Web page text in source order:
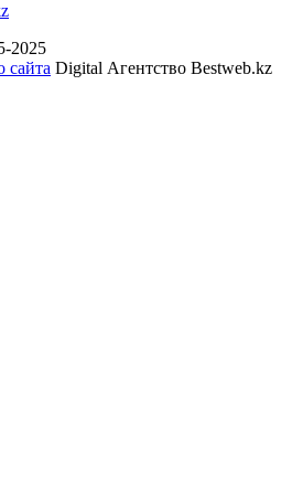
2025
сайта Digital Агентство Bestweb.kz